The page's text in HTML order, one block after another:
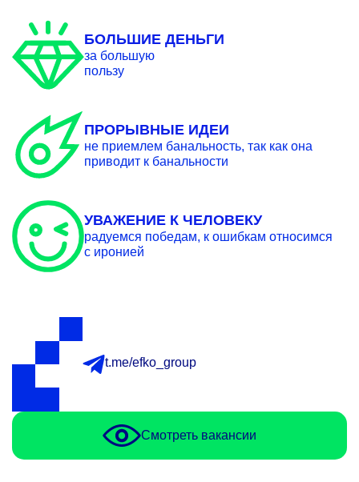
БОЛЬШИЕ ДЕНЬГИ
за большую
пользу
ПРОРЫВНЫЕ ИДЕИ
не приемлем банальность, так как она
приводит к банальности
УВАЖЕНИЕ К ЧЕЛОВЕКУ
радуемся победам, к ошибкам относимся
с иронией
t.me/efko_group
Смотреть вакансии